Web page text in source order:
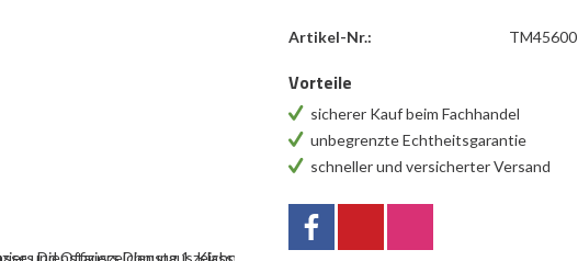
Artikel-Nr.: TM45600
Vorteile
sicherer Kauf beim Fachhandel
unbegrenzte Echtheitsgarantie
schneller und versicherter Versand